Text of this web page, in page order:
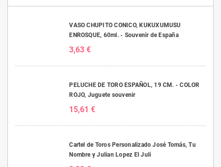
VASO CHUPITO CONICO, KUKUXUMUSU
ENROSQUE, 60ml. - Souvenir de España
3,63 €
PELUCHE DE TORO ESPAÑOL, 19 CM. - COLOR
ROJO, Juguete souvenir
15,61 €
Cartel de Toros Personalizado José Tomás, Tu
Nombre y Julian Lopez El Juli